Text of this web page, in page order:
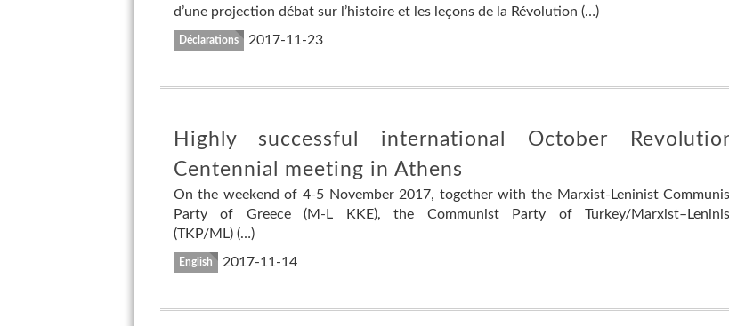
d’une projection débat sur l’histoire et les leçons de la Révolution (…)
Déclarations 2017-11-23
Highly successful international October
Centennial meeting in Athens
On the weekend of 4-5 November 2017, together with the Marxist-Leninist
Party of Greece (M-L KKE), the Communist Party of Turkey/
(TKP/ML) (…)
English 2017-11-14